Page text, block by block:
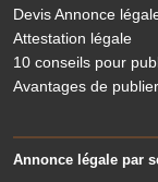
Devis Annonce
Attestation légale
10 conseils pour
Avantages de
Annonce légale par